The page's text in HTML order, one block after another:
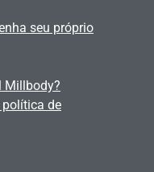
seu próprio
Millbody?
política de